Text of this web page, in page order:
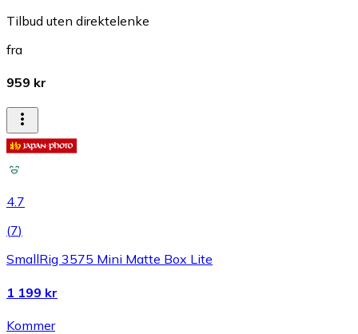
Tilbud uten direktelenke
fra
959 kr
4.7
(7)
SmallRig 3575 Mini Matte Box Lite
1 199 kr
Kommer